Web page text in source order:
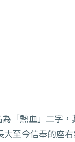
「熱血」二字
大至今信奉的座